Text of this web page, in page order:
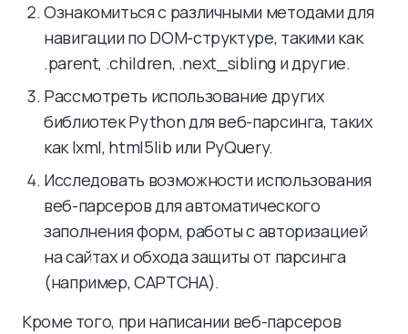
Ознакомиться с различными методами для
навигации по DOM-структуре, такими как
.parent, .children, .next_sibling и другие.
Рассмотреть использование других
библиотек Python для веб-парсинга, таких
как lxml, html5lib или PyQuery.
Исследовать возможности использования
веб-парсеров для автоматического
заполнения форм, работы с авторизацией
на сайтах и обхода защиты от парсинга
(например, CAPTCHA).
Кроме того, при написании веб-парсеров